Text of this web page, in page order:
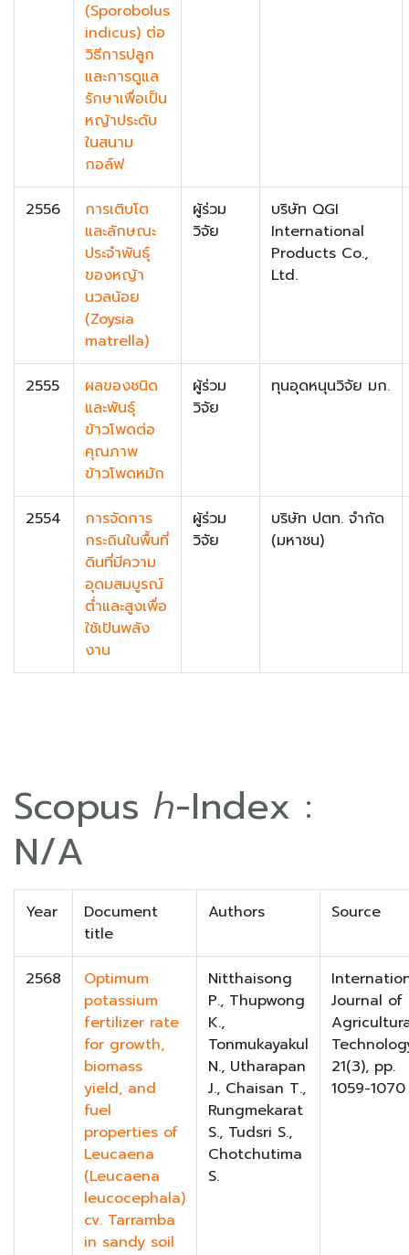
(Sporobolus
indicus) ต่อ
วิธีการปลูก
และการดูแล
รักษาเพื่อเป็น
หญ้าประดับ
ในสนาม
กอล์ฟ
2556
การเติบโต
และลักษณะ
ประจำพันธุ์
ของหญ้า
นวลน้อย
(Zoysia
matrella)
ผู้ร่วม
วิจัย
บริษัท QGI
International
Products Co.,
Ltd.
2555
ผลของชนิด
และพันธุ์
ข้าวโพดต่อ
คุณภาพ
ข้าวโพดหมัก
ผู้ร่วม
วิจัย
ทุนอุดหนุนวิจัย มก.
2554
การจัดการ
กระถินในพื้นที่
ดินที่มีความ
อุดมสมบูรณ์
ต่ำและสูงเพื่อ
ใช้เป้นพลัง
งาน
ผู้ร่วม
วิจัย
บริษัท ปตท. จำกัด
(มหาชน)
Scopus h-Index :
N/A
Year
Document
title
Authors Source
2568
Optimum
potassium
fertilizer rate
for growth,
biomass
yield, and
fuel
properties of
Leucaena
(Leucaena
leucocephala)
cv. Tarramba
in sandy soil
Nitthaisong
P., Thupwong
K.,
Tonmukayakul
N., Utharapan
J., Chaisan T.,
Rungmekarat
S., Tudsri S.,
Chotchutima
S.
Journal of
21(3), pp.
1059-1070